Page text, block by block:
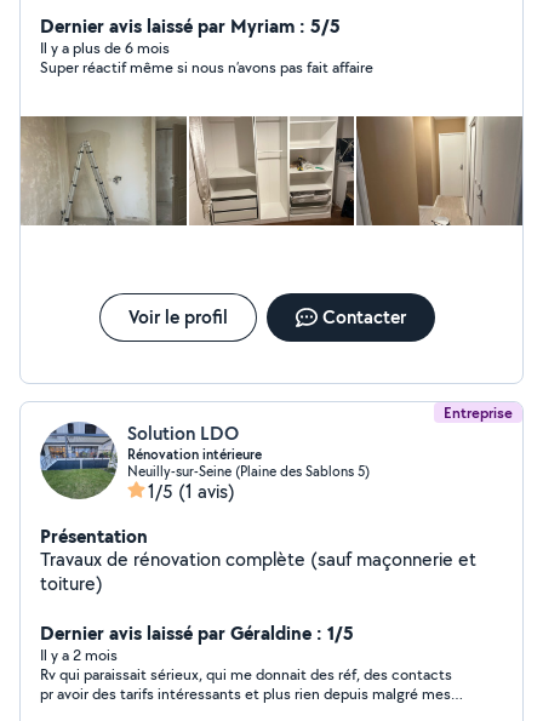
pose de parquet, pose de placo, rénovation solo. Devis
gratuit, prix adaptés à vos besoin, votre satisfaction et
ma plus grande priorité, n'hésitez pas a me contacter.
Dernier avis laissé par Myriam : 5/5
Il y a plus de 6 mois
Super réactif même si nous n’avons pas fait affaire
Voir le profil Contacter
Entreprise
Solution LDO
Rénovation intérieure
Neuilly-sur-Seine (Plaine des Sablons 5)
1/5 (1 avis)
Présentation
Travaux de rénovation complète (sauf maçonnerie et
toiture)
Dernier avis laissé par Géraldine : 1/5
Il y a 2 mois
Rv qui paraissait sérieux, qui me donnait des réf, des contacts
pr avoir des tarifs intéressants et plus rien depuis malgré mes